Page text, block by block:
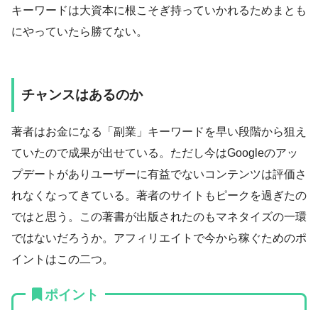
キーワードは大資本に根こそぎ持っていかれるためまとも
にやっていたら勝てない。
チャンスはあるのか
著者はお金になる「副業」キーワードを早い段階から狙え
ていたので成果が出せている。ただし今はGoogleのアッ
プデートがありユーザーに有益でないコンテンツは評価さ
れなくなってきている。著者のサイトもピークを過ぎたの
ではと思う。この著書が出版されたのもマネタイズの一環
ではないだろうか。アフィリエイトで今から稼ぐためのポ
イントはこの二つ。
ポイント